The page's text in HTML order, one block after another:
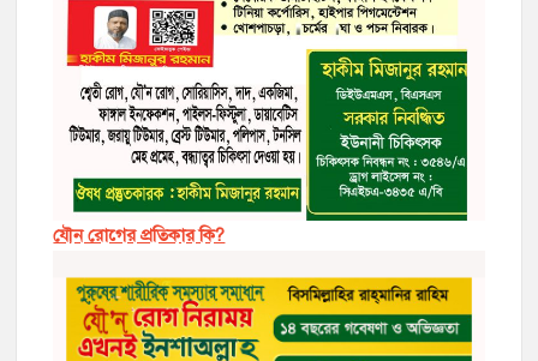
যৌন রোগের প্রতিকার কি?